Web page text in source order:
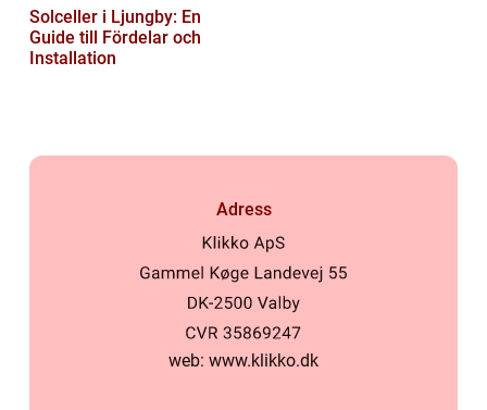
Solceller i Ljungby: En
Guide till Fördelar och
Installation
Adress
web: www.klikko.dk